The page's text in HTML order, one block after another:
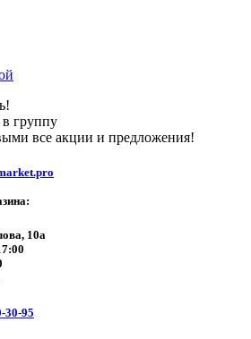
группу
все акции и предложения!
10а
30-95